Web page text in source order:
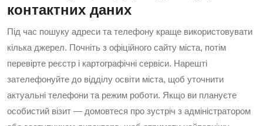
контактних даних
Під час пошуку адреси та телефону краще використовувати
кілька джерел. Почніть з офіційного сайту міста, потім
перевірте реєстр і картографічні сервіси. Нарешті
зателефонуйте до відділу освіти міста, щоб уточнити
актуальні телефони та режим роботи. Якщо ви плануєте
особистий візит — домовтеся про зустріч з адміністратором